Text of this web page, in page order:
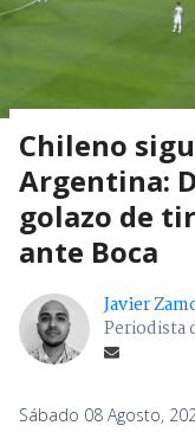
Chileno
Argentina:
golazo de
ante Boca
Javier
Periodista
Sábado 08 Agosto,